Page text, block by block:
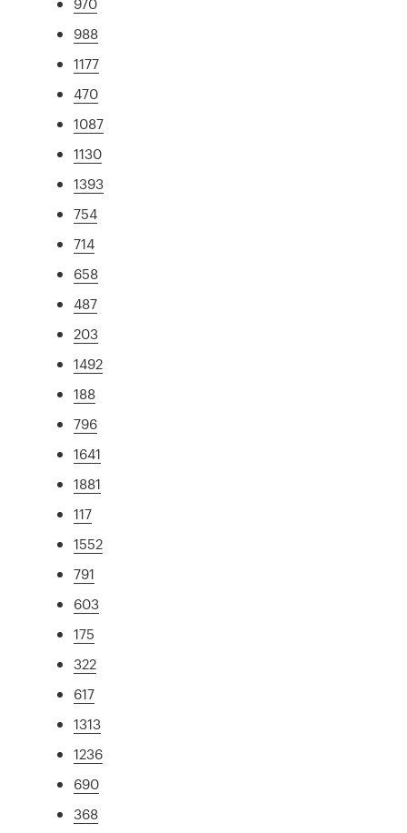
988
1177
470
1087
1130
1393
754
714
658
487
203
1492
188
796
1641
1881
117
1552
791
603
175
322
617
1313
1236
690
368